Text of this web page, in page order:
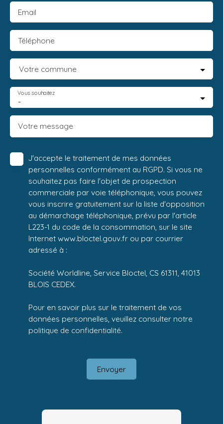
Email
Téléphone
Votre commune
-
Vous souhaitez
Votre message
J'accepte le traitement de mes données
personnelles conformément au RGPD. Si vous ne
souhaitez pas faire l'objet de prospection
commerciale par voie téléphonique, vous pouvez
vous inscrire gratuitement sur la liste d'opposition
au démarchage téléphonique, prévu par l'article
L223-1 du code de la consommation, sur le site
Internet www.bloctel.gouv.fr ou par courrier
adressé à :
Société Worldline, Service Bloctel, CS 61311, 41013
BLOIS CEDEX.
Pour en savoir plus sur le traitement de vos
données personnelles, veuillez consulter notre
politique de confidentialité.
Envoyer